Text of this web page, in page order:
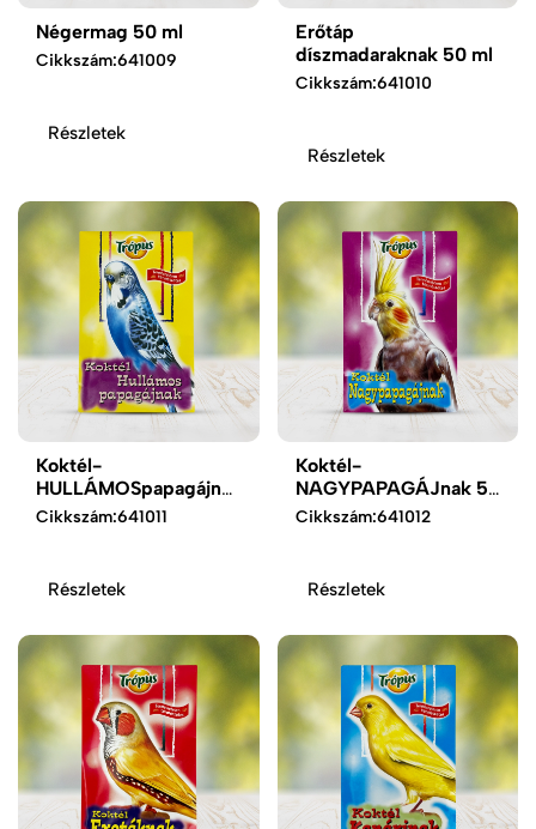
Négermag 50 ml
Cikkszám:641009
Részletek
Erőtáp
díszmadaraknak 50 ml
Cikkszám:641010
Részletek
Koktél-
HULLÁMOSpapagájnak
50 ml
Cikkszám:641011
Részletek
Koktél-
NAGYPAPAGÁJnak 50
ml
Cikkszám:641012
Részletek